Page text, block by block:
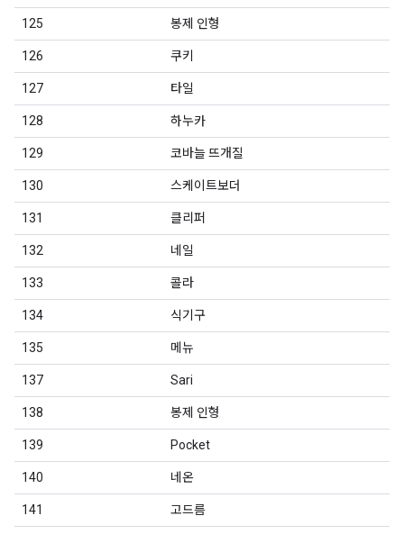
125 봉제 인형
126 쿠키
127 타일
128 하누카
129 코바늘 뜨개질
130 스케이트보더
131 클리퍼
132 네일
133 콜라
134 식기구
135 메뉴
137 Sari
138 봉제 인형
139 Pocket
140 네온
141 고드름